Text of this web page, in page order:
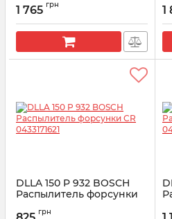
Артикул:
1 765 грн 1
DLLA 150 P 932 BOSCH
Распылитель форсунки
грн